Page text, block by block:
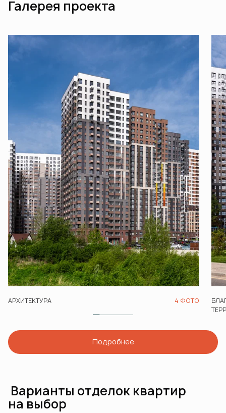
Галерея проекта
АРХИТЕКТУРА 4 ФОТО
Подробнее
Варианты отделок квартир
на выбор